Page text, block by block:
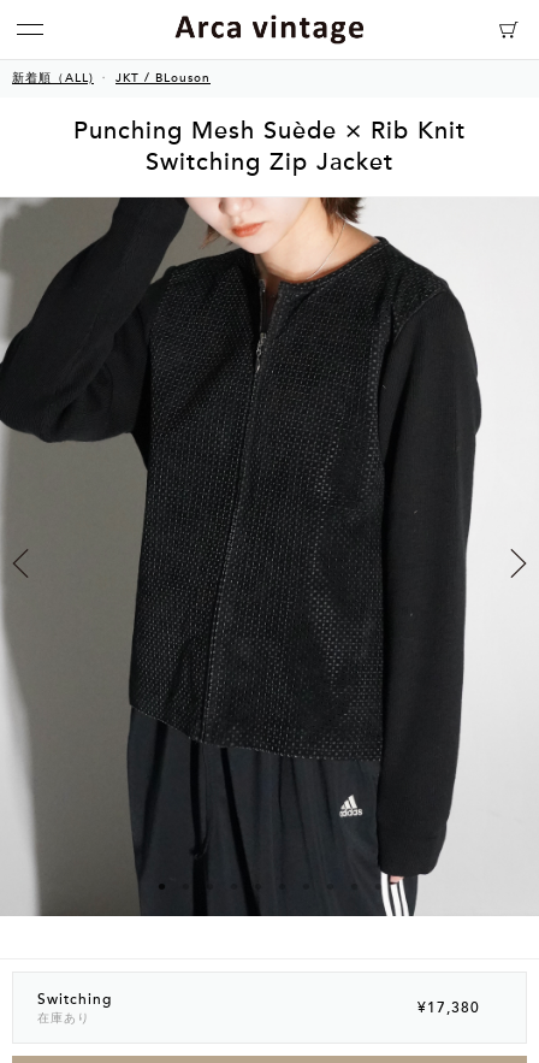
新着順（ALL) JKT / BLouson
Punching Mesh Suède × Rib Knit
Switching Zip Jacket
Switching
在庫あり
¥17,380